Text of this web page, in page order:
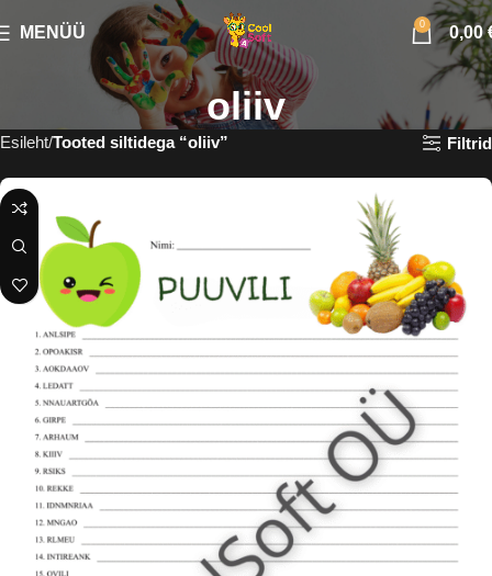
MENÜÜ 0 0,00
oliiv
Esileht Tooted siltidega “oliiv” Filtrid